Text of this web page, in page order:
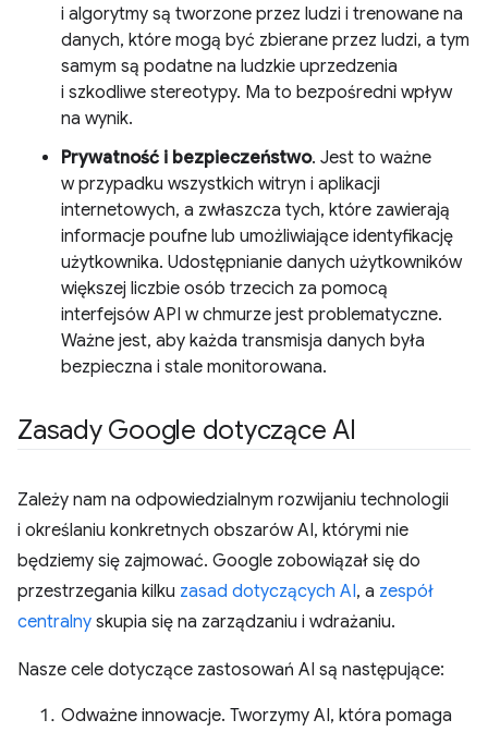
i algorytmy są tworzone przez ludzi i trenowane na
danych, które mogą być zbierane przez ludzi, a tym
samym są podatne na ludzkie uprzedzenia
i szkodliwe stereotypy. Ma to bezpośredni wpływ
na wynik.
Prywatność i bezpieczeństwo. Jest to ważne
w przypadku wszystkich witryn i aplikacji
internetowych, a zwłaszcza tych, które zawierają
informacje poufne lub umożliwiające identyfikację
użytkownika. Udostępnianie danych użytkowników
większej liczbie osób trzecich za pomocą
interfejsów API w chmurze jest problematyczne.
Ważne jest, aby każda transmisja danych była
bezpieczna i stale monitorowana.
Zasady Google dotyczące AI
Zależy nam na odpowiedzialnym rozwijaniu technologii
i określaniu konkretnych obszarów AI, którymi nie
będziemy się zajmować. Google zobowiązał się do
przestrzegania kilku zasad dotyczących AI, a zespół
centralny skupia się na zarządzaniu i wdrażaniu.
Nasze cele dotyczące zastosowań AI są następujące:
Odważne innowacje. Tworzymy AI, która pomaga